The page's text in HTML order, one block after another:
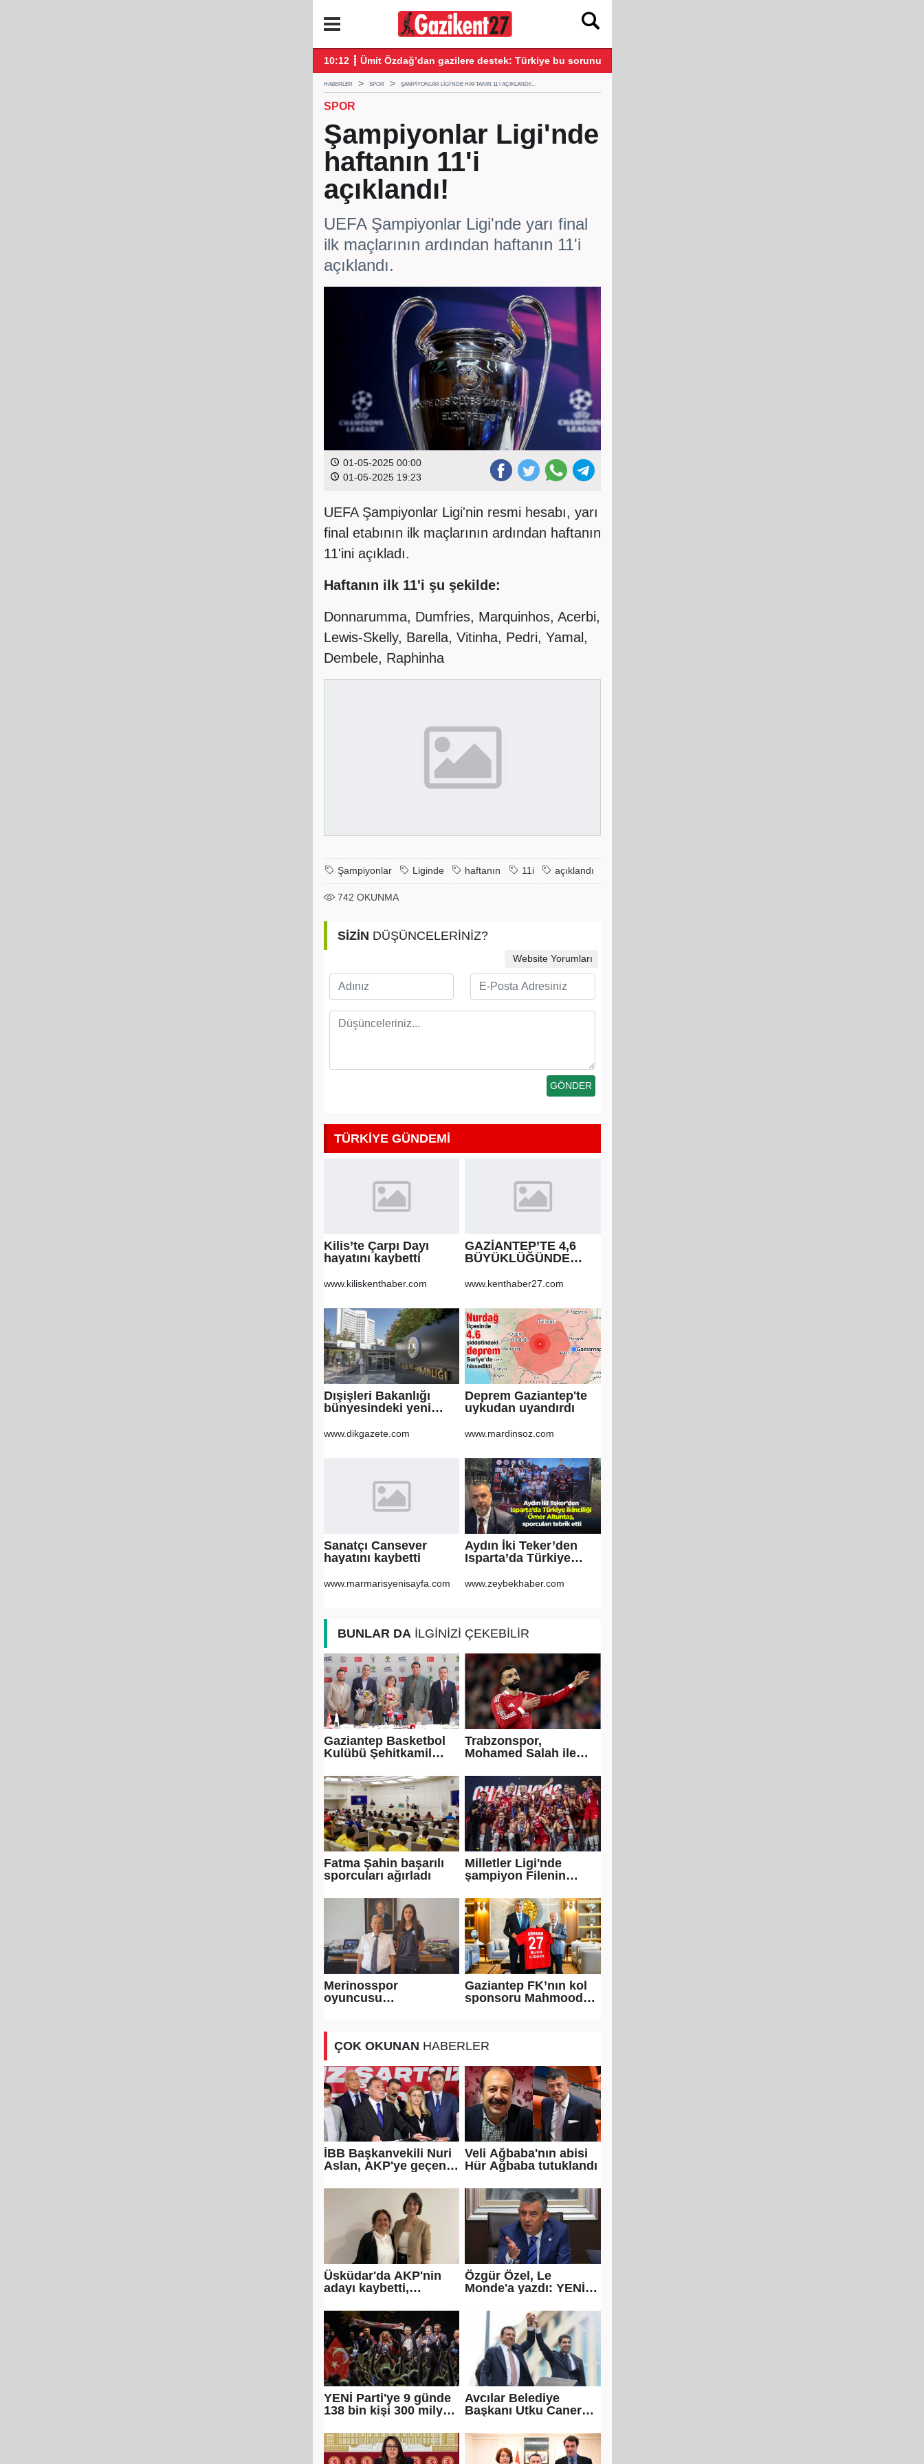
11:18 ┋ İYİ Partili Turhan Çömez hakkında soruşturma başlatıldı10:12 ┋ Ümit Özdağ’dan gazilere destek: Türkiye bu sorunu daha fazla taşımamalı16:00 ┋ YENİ Parti Manisa İl Başkanı İlksen Özalper tutuklandı
HABERLER SPOR ŞAMPIYONLAR LIGI'NDE HAFTANIN 11'I AÇIKLANDI!...
SPOR
Şampiyonlar Ligi'nde
haftanın 11'i
açıklandı!
UEFA Şampiyonlar Ligi'nde yarı final
ilk maçlarının ardından haftanın 11'i
açıklandı.
01-05-2025 00:00
01-05-2025 19:23
UEFA Şampiyonlar Ligi'nin resmi hesabı, yarı
final etabının ilk maçlarının ardından haftanın
11'ini açıkladı.
Haftanın ilk 11'i şu şekilde:
Donnarumma, Dumfries, Marquinhos, Acerbi,
Lewis-Skelly, Barella, Vitinha, Pedri, Yamal,
Dembele, Raphinha
Şampiyonlar Liginde haftanın 11i açıklandı
742 OKUNMA
SİZİN DÜŞÜNCELERİNİZ?
Website Yorumları
TÜRKİYE GÜNDEMİ
Kilis’te Çarpı Dayı
hayatını kaybetti
www.kiliskenthaber.com
GAZİANTEP’TE 4,6
BÜYÜKLÜĞÜNDE
www.kenthaber27.com
Dışişleri Bakanlığı
bünyesindeki yeni
Gazete'de
www.dikgazete.com
Deprem Gaziantep'te
uykudan uyandırdı
www.mardinsoz.com
Sanatçı Cansever
hayatını kaybetti
www.marmarisyenisayfa.com
Aydın İki Teker’den
Isparta’da Türkiye
Altuntaş, sporcuları
www.zeybekhaber.com
BUNLAR DAİLGİNİZİ ÇEKEBİLİR
Gaziantep Basketbol
Kulübü Şehitkamil
devredildi
Trabzonspor,
Mohamed Salah ile
Fatma Şahin başarılı
sporcuları ağırladı
Milletler Ligi'nde
şampiyon Filenin
Merinosspor
oyuncusu
Gaziantep FK’nın kol
sponsoru Mahmood
ÇOK OKUNAN HABERLER
İBB Başkanvekili Nuri
Aslan, AKP'ye geçen
iddialarına yanıt verdi
Veli Ağbaba'nın abisi
Hür Ağbaba tutuklandı
Üsküdar'da AKP'nin
adayı kaybetti,
Tan Çetinkaya Başkan
Vekili seçildi
Özgür Özel, Le
Monde'a yazdı: YENİ
gelecek öneriyoruz
YENİ Parti'ye 9 günde
138 bin kişi 300 milyon
Avcılar Belediye
Başkanı Utku Caner
kararı